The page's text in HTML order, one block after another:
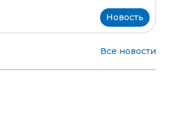
Новость
Все новости